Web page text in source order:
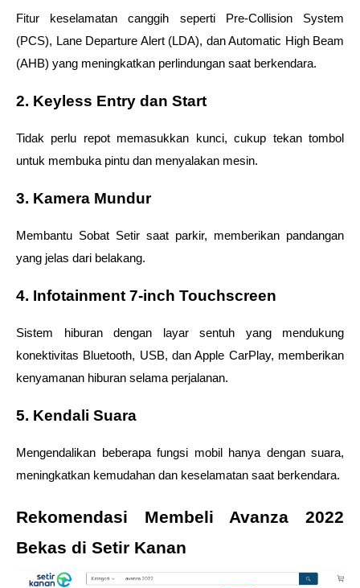
Fitur keselamatan canggih seperti Pre-Collision System
(PCS), Lane Departure Alert (LDA), dan Automatic High Beam
(AHB) yang meningkatkan perlindungan saat berkendara.
2. Keyless Entry dan Start
Tidak perlu repot memasukkan kunci, cukup tekan tombol
untuk membuka pintu dan menyalakan mesin.
3. Kamera Mundur
Membantu Sobat Setir saat parkir, memberikan pandangan
yang jelas dari belakang.
4. Infotainment 7-inch Touchscreen
Sistem hiburan dengan layar sentuh yang mendukung
konektivitas Bluetooth, USB, dan Apple CarPlay, memberikan
kenyamanan hiburan selama perjalanan.
5. Kendali Suara
Mengendalikan beberapa fungsi mobil hanya dengan suara,
meningkatkan kemudahan dan keselamatan saat berkendara.
Rekomendasi Membeli Avanza 2022
Bekas di Setir Kanan